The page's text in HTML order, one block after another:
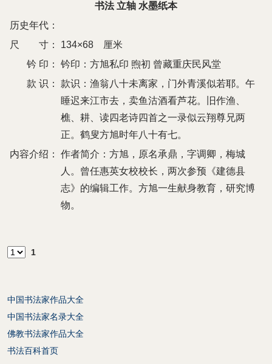
书法 立轴 水墨纸本
历史年代：
尺 寸：
134×68 厘米
钤 印：
钤印：方旭私印 煦初 曾藏重庆民风堂
款 识：
款识：渔翁八十未离家，门外青溪似若耶。午
睡迟来江市去，卖鱼沽酒看芦花。旧作渔、
樵、耕、读四老诗四首之一录似云翔尊兄两
正。鹤叟方旭时年八十有七。
内容介绍：
作者简介：方旭，原名承鼎，字调卿，梅城
人。曾任惠英女校校长，两次参预《建德县
志》的编辑工作。方旭一生献身教育，研究博
物。
1
中国书法家作品大全
中国书法家名录大全
佛教书法家作品大全
书法百科首页